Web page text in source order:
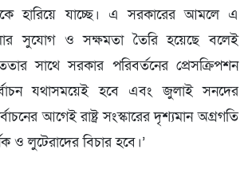
হারিয়ে যাচ্ছে। এ সরকারের আমলে এ
সুযোগ ও সক্ষমতা তৈরি হয়েছে বলেই
সাথে সরকার পরিবর্তনের প্রেসক্রিপশন
যথাসময়েই হবে এবং জুলাই সনদের
আগেই রাষ্ট্র সংস্কারের দৃশ্যমান অগ্রগতি
ও লুটেরাদের বিচার হবে।’